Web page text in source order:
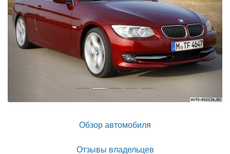
Обзор автомобиля
Отзывы владельцев